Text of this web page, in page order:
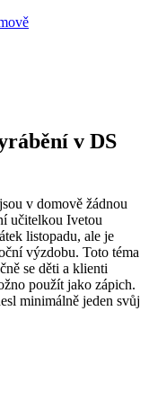
v DS
v domově žádnou
učitelkou Ivetou
listopadu, ale je
výzdobu. Toto téma
se děti a klienti
použít jako zápich.
minimálně jeden svůj